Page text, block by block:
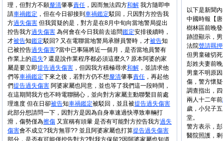
理，但對方不願釐清肇事責任 ，因而無法四方和解 我方隨即申
請車禍鑑定 ，但在今日卻接到 車禍鑑定駁回，只因對方控告我
方過失傷害 但我質疑的是，對方是在8月中旬向當地警局提出
控告我方過失傷害 為何會在今日我前去追問鑑定安排後續時，
才被告知鑑定駁回? 又在電聯當地警局承辦員警時，才被告知
已被控告過失傷害?當中已事隔將近一個月，是否當地員警有
作業上的疏失? 還是說作業程序都必須這麼久? 原本阿婆的家
屬是要立即提告過失傷害 ，但因我方積極尋求和解 ，並請求他
們等車禍鑑定下來之後，若對方仍不想釐清肇事責任 ，再起他
們提告過失傷害 阿婆家屬也同意，並也等了我們這一段時間，
在這期間我方也不時電聯關心，並向對方家屬主動聯繫目前處
理進度 但在日卻被告知車禍鑑定被駁回，並且被提告過失傷害
此部分想請問一下，因對方是因為自身車速過快導致車輛打
滑，傷勢僅為擦傷 又宣稱有頭暈 是否有可能對方控告我方過失
傷害會不成立?我方無罪?? 並且阿婆家屬也打算提告過失傷害
部分，是否有可能僅控告對方?對我方保留?因阿婆家屬也知道
以下是新聞
中國時報【
樹林區前晚
跡證顯示，
法院聲請羈押
但男童確切
彭姓夫妻前
男童不明原
傷，警方懷
調查指出，
兩人十二年前
歲，小兒子
堂。
警方表示，
醫院照護，